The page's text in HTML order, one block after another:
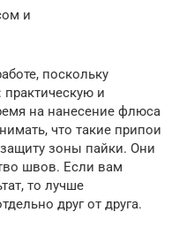
и
поскольку
и
на нанесение флюса
что такие припои
зоны пайки. Они
швов. Если вам
то лучше
друг от друга.